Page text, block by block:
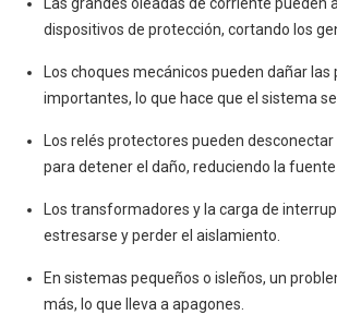
dispositivos de protección, cortando los
Los choques mecánicos pueden dañar las
importantes, lo que hace que el sistema
Los relés protectores pueden
para detener el daño, reduciendo la
Los transformadores y la carga de
estresarse y perder el aislamiento.
En sistemas pequeños o isleños, un
más, lo que lleva a apagones.